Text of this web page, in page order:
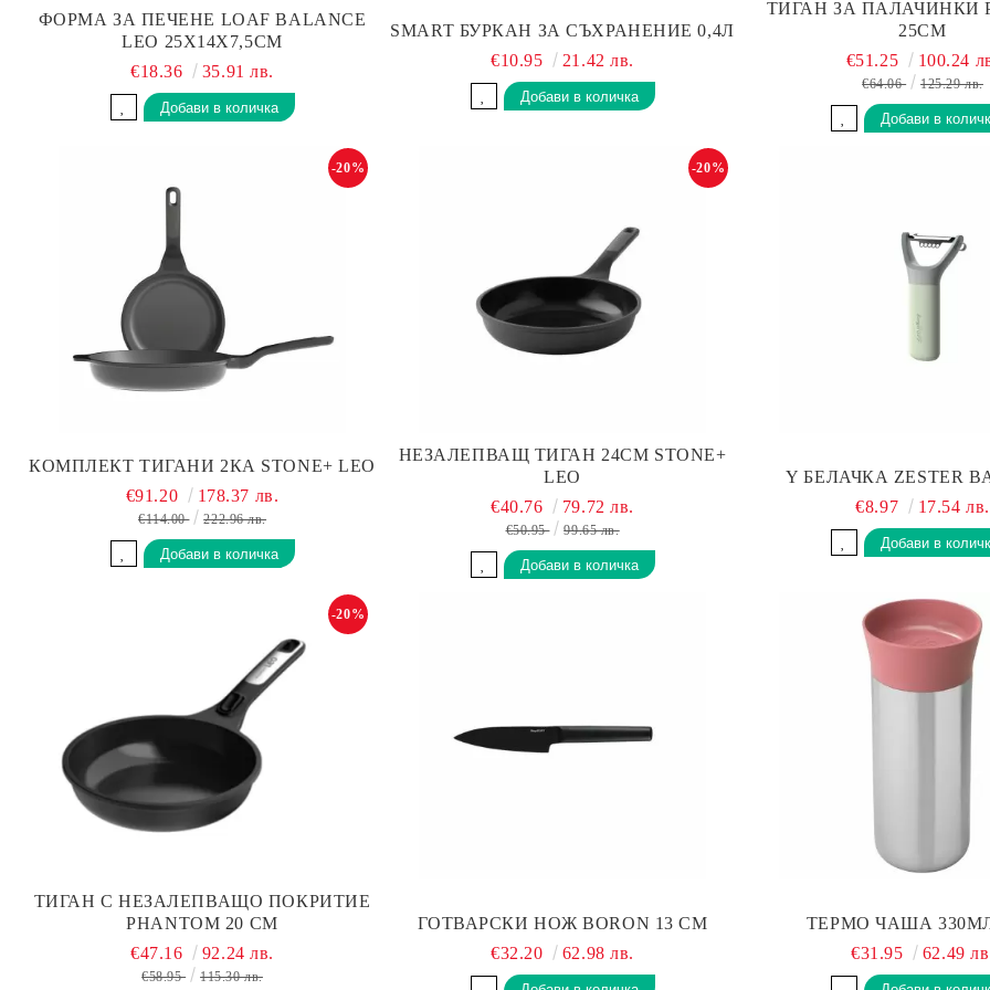
ФОРМА ЗА ПЕЧЕНЕ LOAF BALANCE
LEO 25Х14Х7,5СМ
€18.36
35.91 лв.
SMART БУРКАН ЗА СЪХРАНЕНИЕ 0,4Л
€10.95
21.42 лв.
ТИГАН ЗА ПАЛАЧИНКИ
25СМ
€51.25
100.24
€64.06 125.29 лв.
КОМПЛЕКТ ТИГАНИ 2КА STONE+ LEO
-20%
€91.20 178.37 лв.
€114.00 222.96 лв.
НЕЗАЛЕПВАЩ ТИГАН 24СМ STONE+
LEO
-20%
€40.76 79.72 лв.
€50.95 99.65 лв.
Y БЕЛАЧКА ZESTER
€8.97
17.54 лв.
ТИГАН С НЕЗАЛЕПВАЩО ПОКРИТИЕ
PHANTOM 20 СМ
-20%
€47.16 92.24 лв.
€58.95 115.30 лв.
ГОТВАРСКИ НОЖ BORON 13 СМ
€32.20
62.98 лв.
ТЕРМО ЧАША
€31.95
62.49